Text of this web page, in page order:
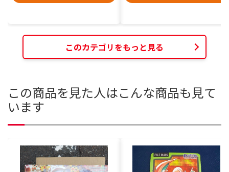
このカテゴリをもっと見る
この商品を見た人はこんな商品も見て
います